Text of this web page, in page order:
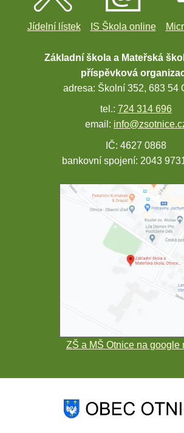
Jídelní lístek IS Škola online
Základní škola a Mateřská
příspěvková
adresa: Školní 352, 683 54
tel.: 724 314 696
email:
IČ: 4627 0868
bankovní spojení: 2043
ZŠ a MŠ Otnice na google